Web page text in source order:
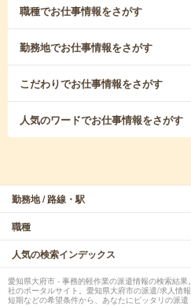
職種でお仕事情報をさがす
勤務地でお仕事情報をさがす
こだわりでお仕事情報をさがす
人気のワードでお仕事情報をさがす
勤務地 / 路線・駅
職種
人気の検索インデックス
愛知県大府市 - 事務的軽作業の派遣情報の検索結
社のポータルサイト。愛知県大府市の派遣/求人情
短期などの希望条件から、あなたにピッタリの派遣